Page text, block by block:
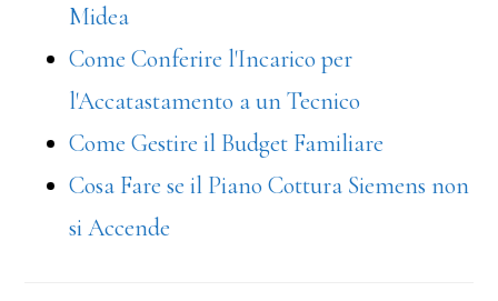
Midea
Come Conferire l'Incarico per
l'Accatastamento a un Tecnico
Come Gestire il Budget Familiare
Cosa Fare se il Piano Cottura Siemens non
si Accende